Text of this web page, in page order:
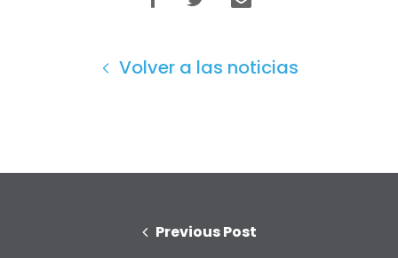
Volver a las noticias
Previous Post